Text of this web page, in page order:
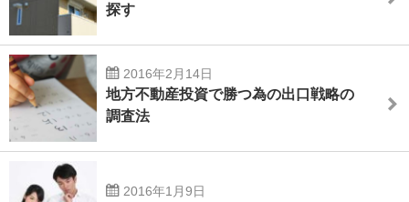
探す
2016年2月14日
地方不動産投資で勝つ為の出口戦略の
調査法
2016年1月9日